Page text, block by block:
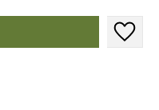
Lägg